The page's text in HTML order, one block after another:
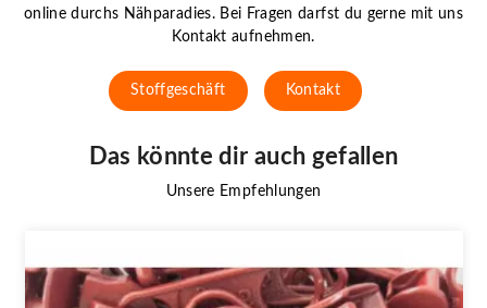
online durchs Nähparadies. Bei Fragen darfst du gerne mit uns
Kontakt aufnehmen.
Stoffgeschäft Kontakt
Das könnte dir auch gefallen
Unsere Empfehlungen